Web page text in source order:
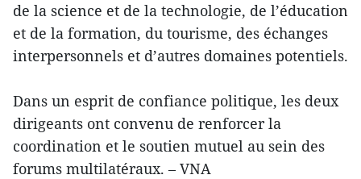
de la science et de la technologie, de l’éducation
et de la formation, du tourisme, des échanges
interpersonnels et d’autres domaines potentiels.
Dans un esprit de confiance politique, les deux
dirigeants ont convenu de renforcer la
coordination et le soutien mutuel au sein des
forums multilatéraux. – VNA